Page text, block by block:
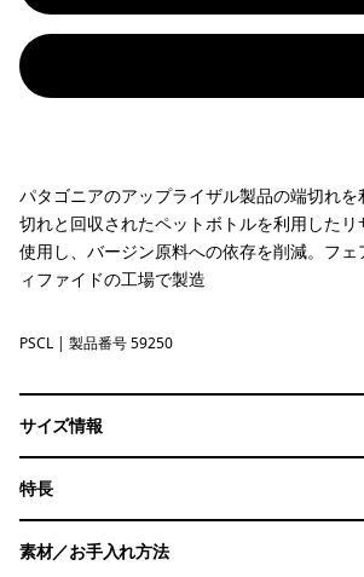
パタゴニアのアップライザル製品の端切れ
切れと回収されたペットボトルを利用した
使用し、バージン原料への依存を削減。フ
ィファイドの工場で製造
Peace Seeds: Classic Tan
PSCL | 製品番号 59250
サイズ情報
特長
素材／お手入れ方法